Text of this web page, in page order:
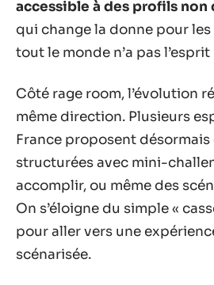
accessible à des profils
qui change la donne pour
tout le monde n’a pas
Côté rage room, l’évolution
même direction. Plusieurs
France proposent
structurées avec mini-
accomplir, ou même des
On s’éloigne du simple «
pour aller vers une
scénarisée.